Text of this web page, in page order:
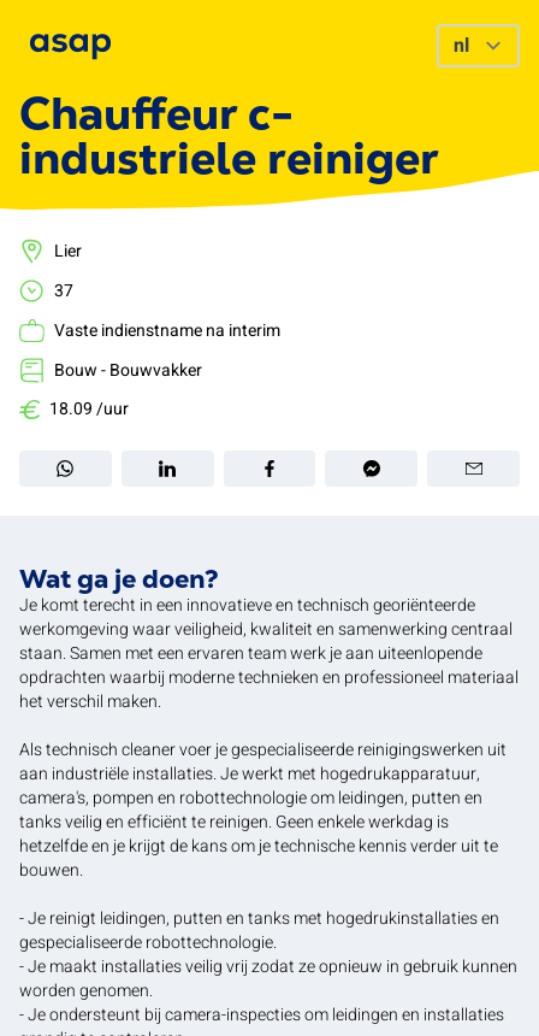
Chauffeur c-
industriele reiniger
Lier
37
Vaste indienstname na interim
Bouw - Bouwvakker
18.09 /uur
Wat ga je doen?
Je komt terecht in een innovatieve en technisch georiënteerde
werkomgeving waar veiligheid, kwaliteit en samenwerking centraal
staan. Samen met een ervaren team werk je aan uiteenlopende
opdrachten waarbij moderne technieken en professioneel materiaal
het verschil maken.
Als technisch cleaner voer je gespecialiseerde reinigingswerken uit
aan industriële installaties. Je werkt met hogedrukapparatuur,
camera's, pompen en robottechnologie om leidingen, putten en
tanks veilig en efficiënt te reinigen. Geen enkele werkdag is
hetzelfde en je krijgt de kans om je technische kennis verder uit te
bouwen.
- Je reinigt leidingen, putten en tanks met hogedrukinstallaties en
gespecialiseerde robottechnologie.
- Je maakt installaties veilig vrij zodat ze opnieuw in gebruik kunnen
worden genomen.
- Je ondersteunt bij camera-inspecties om leidingen en installaties